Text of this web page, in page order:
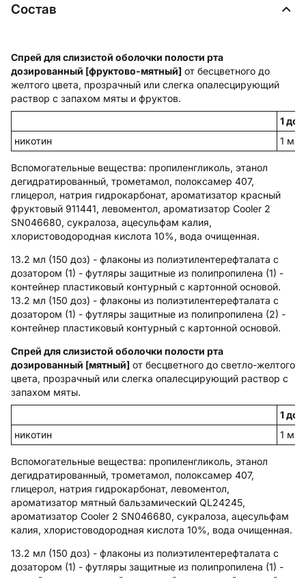
Состав
Спрей для слизистой оболочки полости рта
дозированный [фруктово-мятный] от бесцветного до
желтого цвета, прозрачный или слегка опалесцирующий
раствор с запахом мяты и фруктов.
1
никотин
1 мг
Вспомогательные вещества: пропиленгликоль, этанол
дегидратированный, трометамол, полоксамер 407,
глицерол, натрия гидрокарбонат, ароматизатор красный
фруктовый 911441, левоментол, ароматизатор Cooler 2
SN046680, сукралоза, ацесульфам калия,
хлористоводородная кислота 10%, вода очищенная.
13.2 мл (150 доз) - флаконы из полиэтилентерефталата с
дозатором (1) - футляры защитные из полипропилена (1) -
контейнер пластиковый контурный с картонной основой.
13.2 мл (150 доз) - флаконы из полиэтилентерефталата с
дозатором (1) - футляры защитные из полипропилена (2) -
контейнер пластиковый контурный с картонной основой.
Спрей для слизистой оболочки полости рта
дозированный [мятный] от бесцветного до светло-желтого
цвета, прозрачный или слегка опалесцирующий раствор с
запахом мяты.
1
никотин
1 мг
Вспомогательные вещества: пропиленгликоль, этанол
дегидратированный, трометамол, полоксамер 407,
глицерол, натрия гидрокарбонат, левоментол,
ароматизатор мятный бальзамический QL24245,
ароматизатор Cooler 2 SN046680, сукралоза, ацесульфам
калия, хлористоводородная кислота 10%, вода очищенная.
13.2 мл (150 доз) - флаконы из полиэтилентерефталата с
дозатором (1) - футляры защитные из полипропилена (1) -